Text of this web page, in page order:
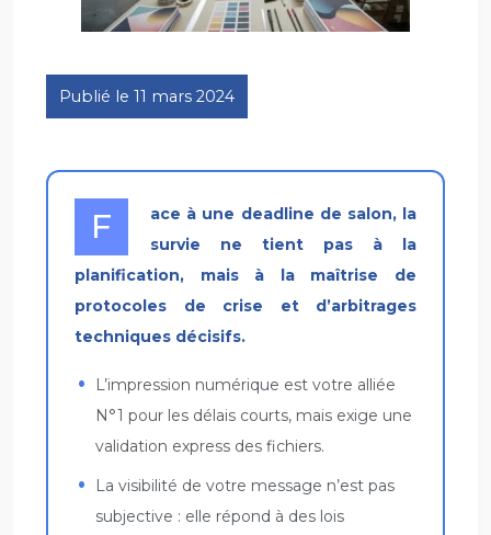
Publié le 11 mars 2024
Face à une deadline de salon, la
survie ne tient pas à la
planification, mais à la maîtrise de
protocoles de crise et d’arbitrages
techniques décisifs.
L’impression numérique est votre alliée
N°1 pour les délais courts, mais exige une
validation express des fichiers.
La visibilité de votre message n’est pas
subjective : elle répond à des lois